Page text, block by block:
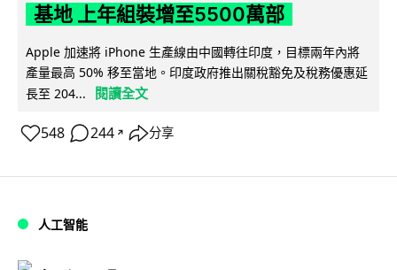
基地 上年組裝增至5500萬部
Apple 加速將 iPhone 生產線由中國轉往印度，目標兩年內將
產量最高 50% 移至當地。印度政府推出關稅豁免及稅務優惠延
長至 204...
閱讀全文
548 244 ↗ 分享
人工智能